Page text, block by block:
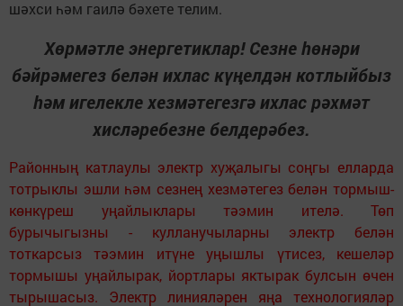
шәхси һәм гаилә бәхете телим.
Хөрмәтле энергетиклар! Сезне һөнәри
бәйрәмегез белән ихлас күңелдән котлыйбыз
һәм игелекле хезмәтегезгә ихлас рәхмәт
хисләребезне белдерәбез.
Районның катлаулы электр хуҗалыгы соңгы елларда
тотрыклы эшли һәм сезнең хезмәтегез белән тормыш-
көнкүреш уңайлыклары тәэмин ителә. Төп
бурычыгызны - кулланучыларны электр белән
тоткарсыз тәэмин итүне уңышлы үтисез, кешеләр
тормышы уңайлырак, йортлары яктырак булсын өчен
тырышасыз. Электр линияләрен яңа технологияләр